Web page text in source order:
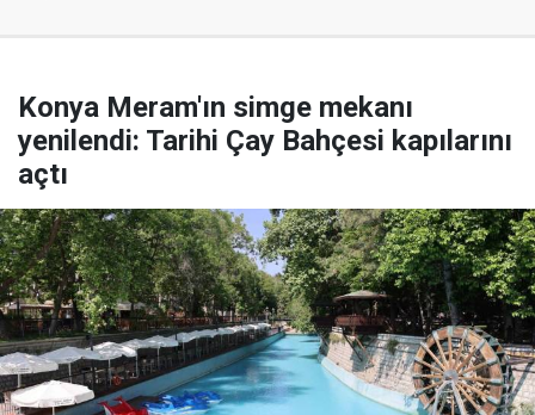
Konya Meram'ın simge mekanı
yenilendi: Tarihi Çay Bahçesi kapılarını
açtı